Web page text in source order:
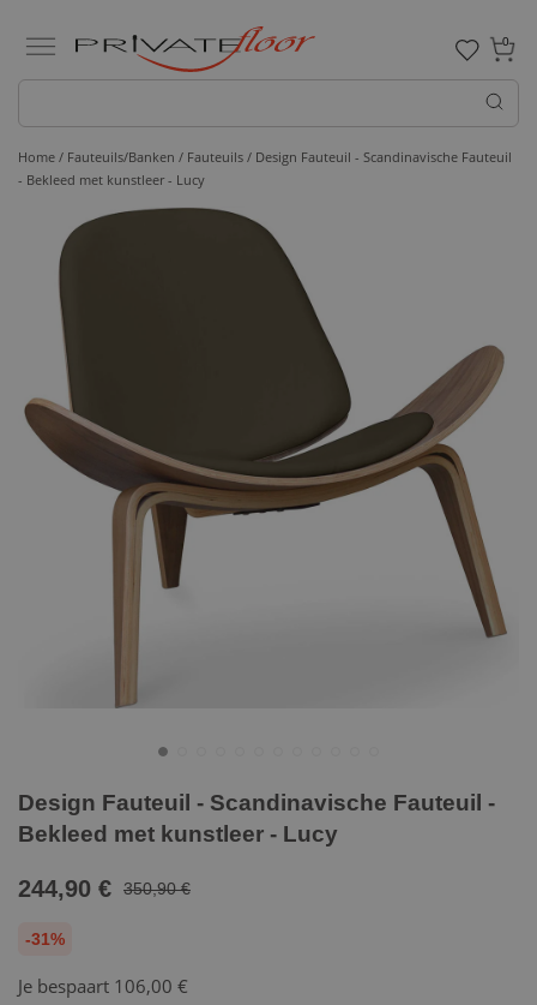
0
Home / Fauteuils/Banken / Fauteuils / Design Fauteuil - Scandinavische Fauteuil
- Bekleed met kunstleer - Lucy
Design Fauteuil - Scandinavische Fauteuil -
Bekleed met kunstleer - Lucy
244,90 € 350,90 €
-31%
Je bespaart 106,00 €